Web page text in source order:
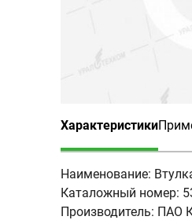
Характеристики
(активная вкладка)
Наименование:
Каталожный номер:
Производитель: ПАО